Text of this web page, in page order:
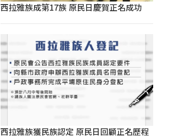
西拉雅族成第17族 原民日慶賀正名成功
西拉雅族獲民族認定 原民日回顧正名歷程